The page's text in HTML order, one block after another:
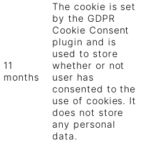
11
months
The cookie is set
by the GDPR
Cookie Consent
plugin and is
used to store
whether or not
user has
consented to the
use of cookies. It
does not store
any personal
data.